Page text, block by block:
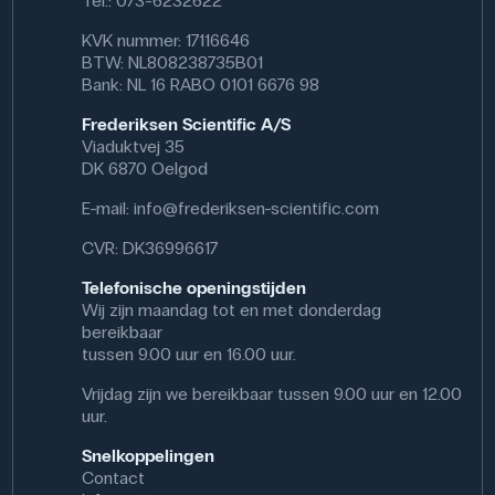
Microfoon
(2 stuks.)
stuks in
wordt
geleverd met
197570)
512560
adapter samt Airlink
Enin beide
197571
Modulair (2
stuks -
in beide
200270
Universele
Timer of
200285
Elektrische
Combineer de 248600 met kabel 248601 (DIN-6) als je
KVK nummer: 17116646
BTW: NL808238735B01
Bank: NL 16 RABO 0101 6676 98
Frederiksen Scientific A/S
Viaduktvej 35
DK 6870 Oelgod
E-mail:info@frederiksen-scientific.com
CVR: DK36996617
Telefonische openingstijden
Wij zijn maandag tot en met donderdag
bereikbaar
tussen 9.00 uur en 16.00 uur.
Vrijdag zijn we bereikbaar tussen 9.00 uur en 12.00
uur.
Snelkoppelingen
Contact